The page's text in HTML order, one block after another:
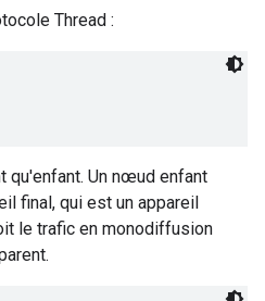
Thread :
qu'enfant. Un nœud enfant
final, qui est un appareil
le trafic en monodiffusion